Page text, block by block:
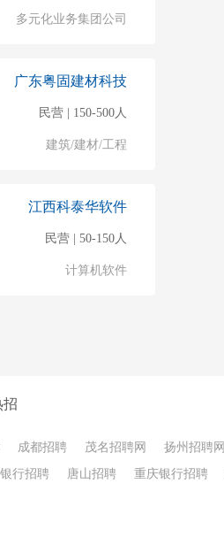
多元化业务集团公司
广东粤固建材科技
民营 | 150-500人
建筑/建材/工程
江西科泰华软件
民营 | 50-150人
计算机软件
招
成都招聘 茂名招聘网 扬州招聘网
行招聘 唐山招聘 重庆银行招聘